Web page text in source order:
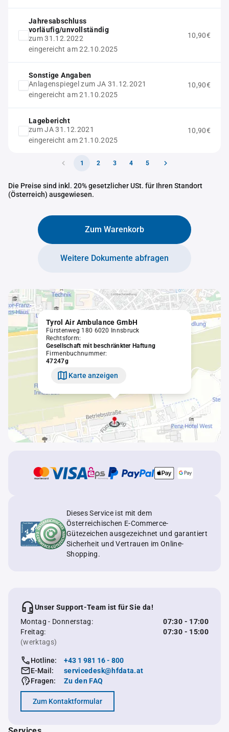
Jahresabschluss
vorläufig/unvollständig
zum 31.12.2022
eingereicht am 22.10.2025
10,90€
Sonstige Angaben
Anlagenspiegel zum JA 31.12.2021
eingereicht am 21.10.2025
10,90€
Lagebericht
zum JA 31.12.2021
eingereicht am 21.10.2025
10,90€
1 2 3 4 5
Die Preise sind inkl. 20% gesetzlicher USt. für Ihren Standort
(Österreich) ausgewiesen.
Zum Warenkorb
Weitere Dokumente abfragen
Tyrol Air Ambulance GmbH
Fürstenweg 180 6020 Innsbruck
Rechtsform:
Gesellschaft mit beschränkter Haftung
Firmenbuchnummer:
47247g
Karte anzeigen
Dieses Service ist mit dem
Österreichischen E-Commerce-
Gütezeichen ausgezeichnet und garantiert
Sicherheit und Vertrauen im Online-
Shopping.
Unser Support-Team ist für Sie da!
Montag - Donnerstag:
07:30 - 17:00
Freitag:
07:30 - 15:00
(werktags)
Hotline:
+43 1 981 16 - 800
E-Mail:
servicedesk@hfdata.at
Fragen:
Zu den FAQ
Zum Kontaktformular